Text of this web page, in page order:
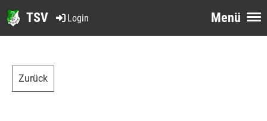
Menü
Login
TSV
Zurück